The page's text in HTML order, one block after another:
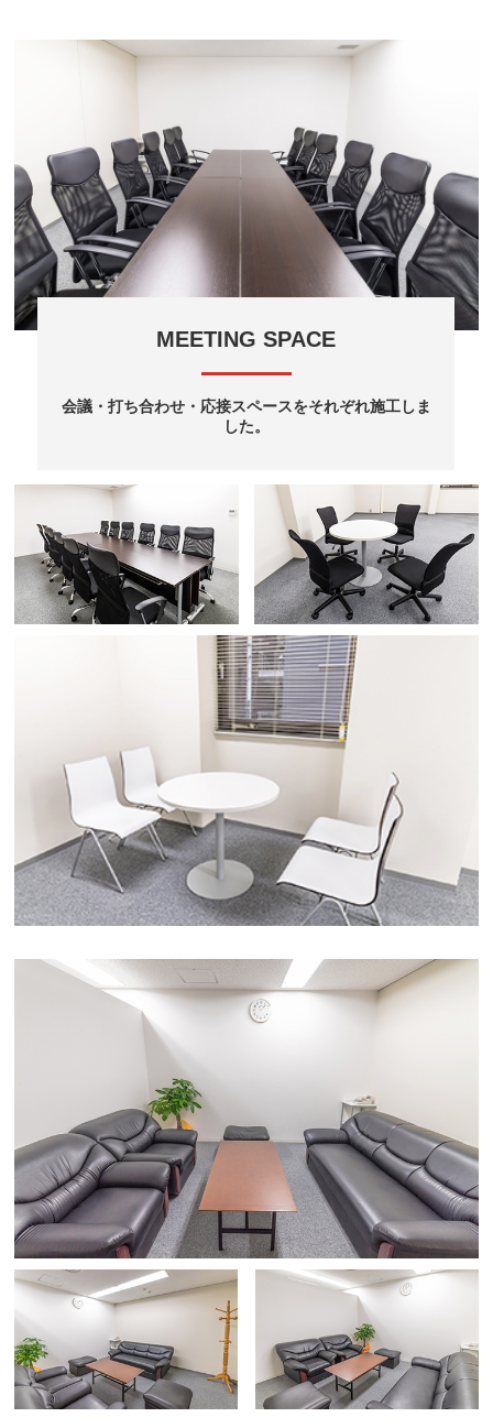
MEETING SPACE
会議・打ち合わせ・応接スペースをそれぞれ施工しま
した。